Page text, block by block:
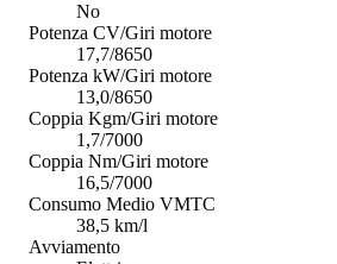
No
Potenza CV/Giri motore
17,7/8650
Potenza kW/Giri motore
13,0/8650
Coppia Kgm/Giri motore
1,7/7000
Coppia Nm/Giri motore
16,5/7000
Consumo Medio VMTC
38,5 km/l
Avviamento